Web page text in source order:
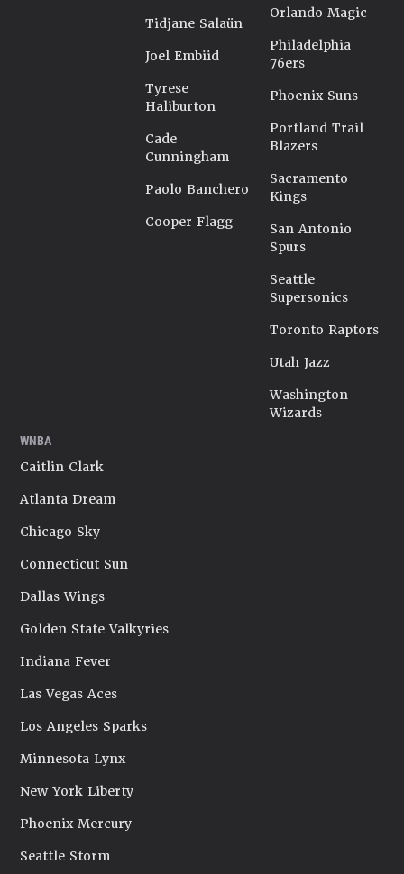
Tidjane Salaün
Joel Embiid
Tyrese
Haliburton
Cade
Cunningham
Paolo Banchero
Cooper Flagg
Orlando Magic
Philadelphia
76ers
Phoenix Suns
Portland Trail
Blazers
Sacramento
Kings
San Antonio
Spurs
Seattle
Supersonics
Toronto Raptors
Utah Jazz
Washington
Wizards
WNBA
Caitlin Clark
Atlanta Dream
Chicago Sky
Connecticut Sun
Dallas Wings
Golden State Valkyries
Indiana Fever
Las Vegas Aces
Los Angeles Sparks
Minnesota Lynx
New York Liberty
Phoenix Mercury
Seattle Storm